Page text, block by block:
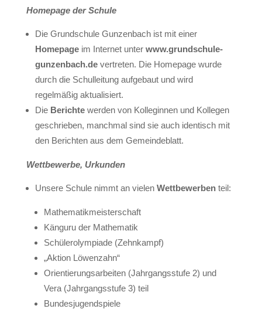
Homepage der Schule
Die Grundschule Gunzenbach ist mit einer
Homepageim Internet unter www.grundschule-
gunzenbach.devertreten. Die Homepage wurde
durch die Schulleitung aufgebaut und wird
regelmäßig aktualisiert.
Die Berichtewerden von Kolleginnen und Kollegen
geschrieben, manchmal sind sie auch identisch mit
den Berichten aus dem Gemeindeblatt.
Wettbewerbe, Urkunden
Unsere Schule nimmt an vielen Wettbewerbenteil:
Mathematikmeisterschaft
Känguru der Mathematik
Schülerolympiade (Zehnkampf)
„Aktion Löwenzahn“
Orientierungsarbeiten (Jahrgangsstufe 2) und
Vera (Jahrgangsstufe 3) teil
Bundesjugendspiele